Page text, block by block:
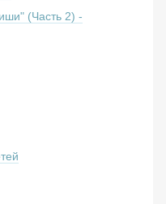
(Часть 2) -